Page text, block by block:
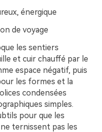
énergique
de voyage
les sentiers
et cuir chauffé par le
espace négatif, puis
les formes et la
condensées
simples.
pour que les
ternissent pas les